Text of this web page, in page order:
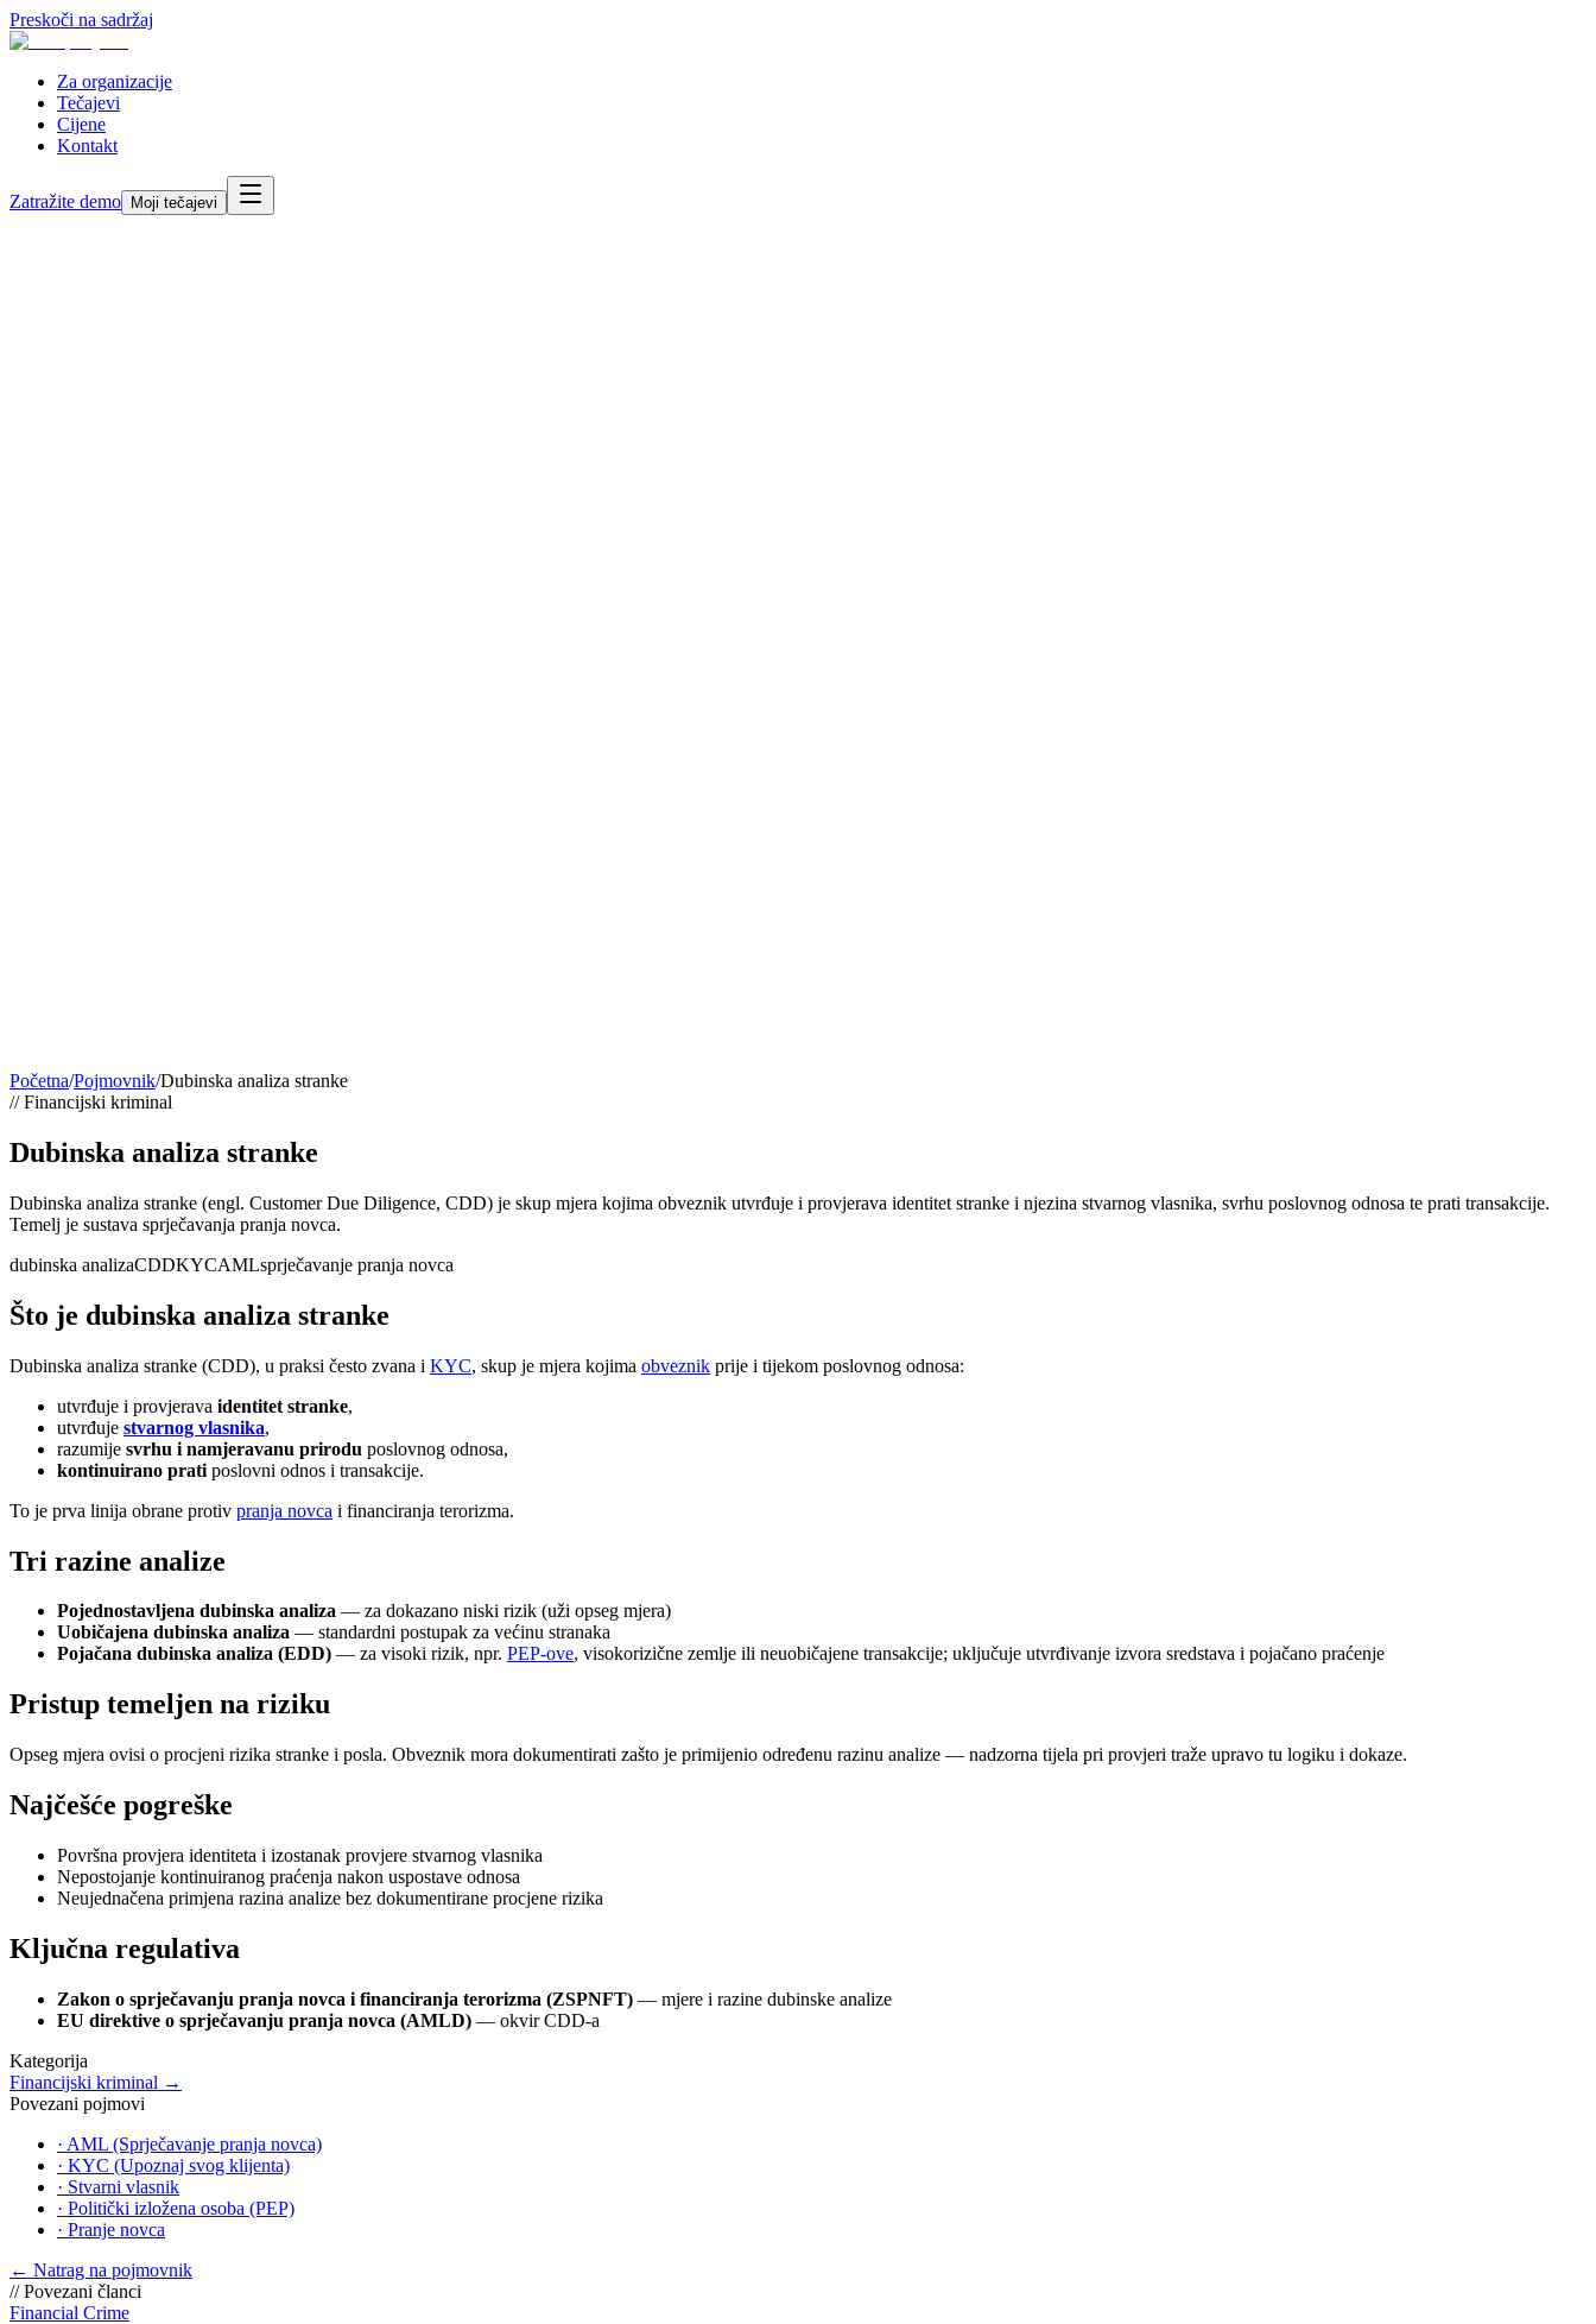
Preskoči na sadržaj
Za organizacije
Tečajevi
Cijene
Kontakt
Zatražite demo Moji tečajevi
Početna/Pojmovnik/Dubinska analiza stranke
//Financijski kriminal
Dubinska analiza stranke
Dubinska analiza stranke (engl. Customer Due Diligence, CDD) je skup mjera kojima obveznik utvrđuje i provjerava identitet stranke i njezina stvarnog vlasnika, svrhu poslovnog odnosa te prati transakcije.
Temelj je sustava sprječavanja pranja novca.
dubinska analizaCDDKYCAMLsprječavanje pranja novca
Što je dubinska analiza stranke
Dubinska analiza stranke (CDD), u praksi često zvana i KYC, skup je mjera kojima obveznik prije i tijekom poslovnog odnosa:
utvrđuje i provjerava identitet stranke,
utvrđuje stvarnog vlasnika,
razumije svrhu i namjeravanu prirodu poslovnog odnosa,
kontinuirano prati poslovni odnos i transakcije.
To je prva linija obrane protiv pranja novca i financiranja terorizma.
Tri razine analize
Pojednostavljena dubinska analiza — za dokazano niski rizik (uži opseg mjera)
Uobičajena dubinska analiza — standardni postupak za većinu stranaka
Pojačana dubinska analiza (EDD) — za visoki rizik, npr. PEP-ove, visokorizične zemlje ili neuobičajene transakcije; uključuje utvrđivanje izvora sredstava i pojačano praćenje
Pristup temeljen na riziku
Opseg mjera ovisi o procjeni rizika stranke i posla. Obveznik mora dokumentirati zašto je primijenio određenu razinu analize — nadzorna tijela pri provjeri traže upravo tu logiku i dokaze.
Najčešće pogreške
Površna provjera identiteta i izostanak provjere stvarnog vlasnika
Nepostojanje kontinuiranog praćenja nakon uspostave odnosa
Neujednačena primjena razina analize bez dokumentirane procjene rizika
Ključna regulativa
Zakon o sprječavanju pranja novca i financiranja terorizma (ZSPNFT) — mjere i razine dubinske analize
EU direktive o sprječavanju pranja novca (AMLD) — okvir CDD-a
Kategorija
Financijski kriminal →
Povezani pojmovi
· AML (Sprječavanje pranja novca)
· KYC (Upoznaj svog klijenta)
· Stvarni vlasnik
· Politički izložena osoba (PEP)
· Pranje novca
← Natrag na pojmovnik
//Povezani članci
Financial Crime